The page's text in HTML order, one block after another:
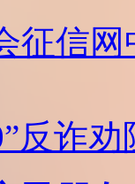
征信网
反诈劝